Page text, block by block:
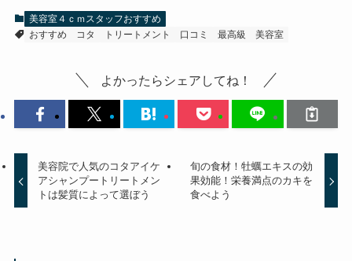
美容室４ｃｍスタッフおすすめ
おすすめ
コタ トリートメント 口コミ 最高級 美容室
よかったらシェアしてね！
美容院で人気のコタアイケ
アシャンプートリートメン
トは髪質によって選ぼう
旬の食材！牡蠣エキスの効
果効能！栄養満点のカキを
食べよう